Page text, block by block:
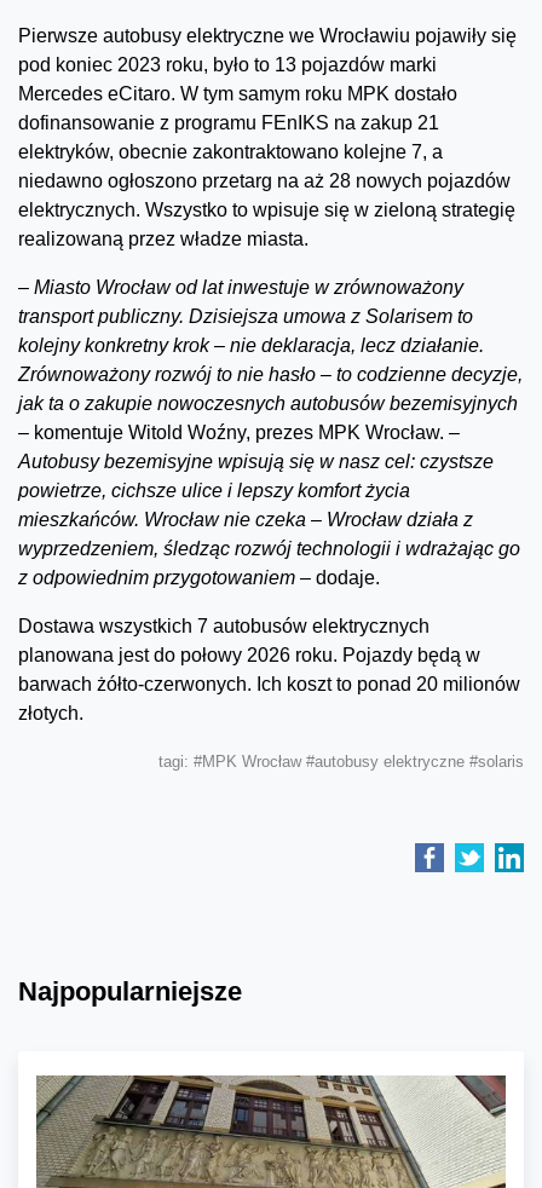
Pierwsze autobusy elektryczne we Wrocławiu pojawiły się
pod koniec 2023 roku, było to 13 pojazdów marki
Mercedes eCitaro. W tym samym roku MPK dostało
dofinansowanie z programu FEnIKS na zakup 21
elektryków, obecnie zakontraktowano kolejne 7, a
niedawno ogłoszono przetarg na aż 28 nowych pojazdów
elektrycznych. Wszystko to wpisuje się w zieloną strategię
realizowaną przez władze miasta.
– Miasto Wrocław od lat inwestuje w zrównoważony
transport publiczny. Dzisiejsza umowa z Solarisem to
kolejny konkretny krok – nie deklaracja, lecz działanie.
Zrównoważony rozwój to nie hasło – to codzienne decyzje,
jak ta o zakupie nowoczesnych autobusów bezemisyjnych
– komentuje Witold Woźny, prezes MPK Wrocław. –
Autobusy bezemisyjne wpisują się w nasz cel: czystsze
powietrze, cichsze ulice i lepszy komfort życia
mieszkańców. Wrocław nie czeka – Wrocław działa z
wyprzedzeniem, śledząc rozwój technologii i wdrażając go
z odpowiednim przygotowaniem – dodaje.
Dostawa wszystkich 7 autobusów elektrycznych
planowana jest do połowy 2026 roku. Pojazdy będą w
barwach żółto-czerwonych. Ich koszt to ponad 20 milionów
złotych.
tagi: #MPK Wrocław #autobusy elektryczne #solaris
Najpopularniejsze